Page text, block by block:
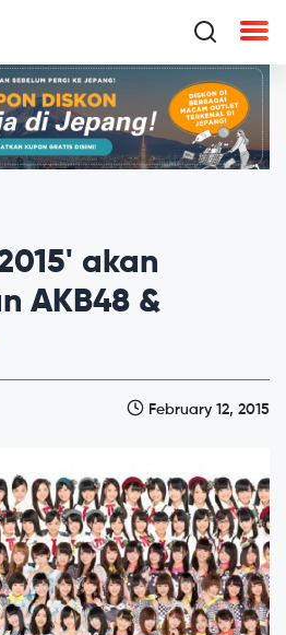
akan
AKB48 &
February 12, 2015